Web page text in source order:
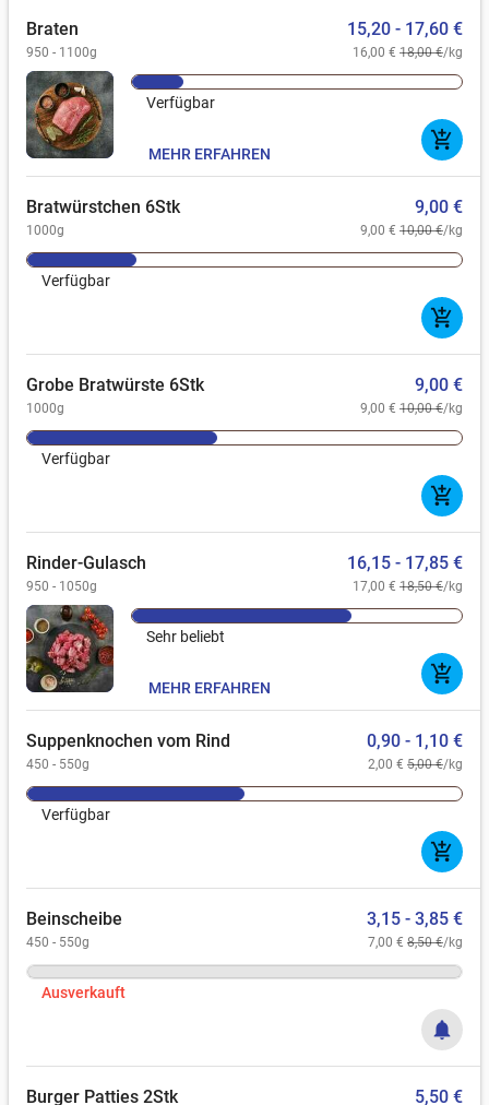
Braten 15,20 - 17,60 €
950 - 1100g 16,00 € 18,00 €/kg
Verfügbar
add_shopping_cart
MEHR ERFAHREN
Bratwürstchen 6Stk 9,00 €
1000g 9,00 € 10,00 €/kg
Verfügbar
add_shopping_cart
Grobe Bratwürste 6Stk 9,00 €
1000g 9,00 € 10,00 €/kg
Verfügbar
add_shopping_cart
Rinder-Gulasch 16,15 - 17,85 €
950 - 1050g 17,00 € 18,50 €/kg
Sehr beliebt
add_shopping_cart
MEHR ERFAHREN
Suppenknochen vom Rind 0,90 - 1,10 €
450 - 550g 2,00 € 5,00 €/kg
Verfügbar
add_shopping_cart
Beinscheibe 3,15 - 3,85 €
450 - 550g 7,00 € 8,50 €/kg
Ausverkauft
notifications
Burger Patties 2Stk 5,50 €